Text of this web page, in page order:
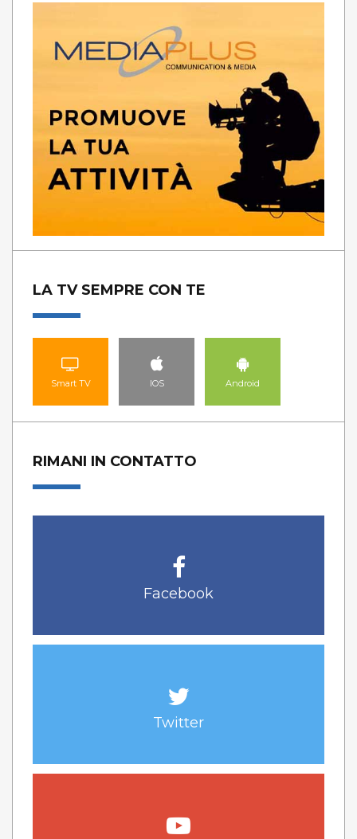
LA TV SEMPRE CON TE
Smart TV IOS Android
RIMANI IN CONTATTO
Facebook
Twitter